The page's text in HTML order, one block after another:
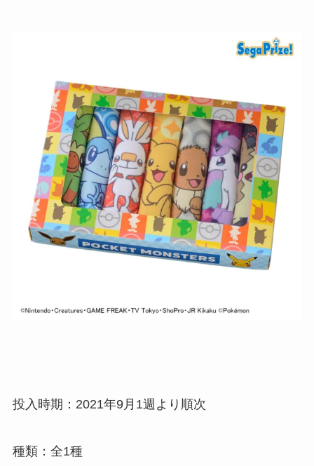
投入時期：2021年9月1週より順次
種類：全1種